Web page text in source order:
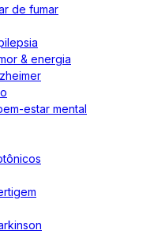
de fumar
& energia
estar mental